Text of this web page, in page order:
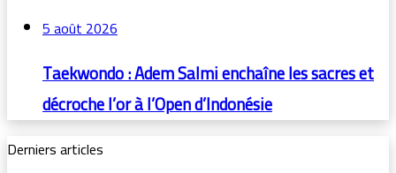
5 août 2026
Taekwondo : Adem Salmi enchaîne les sacres et
décroche l’or à l’Open d’Indonésie
Derniers articles